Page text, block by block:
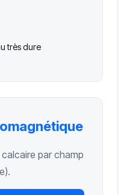
très dure
par champ